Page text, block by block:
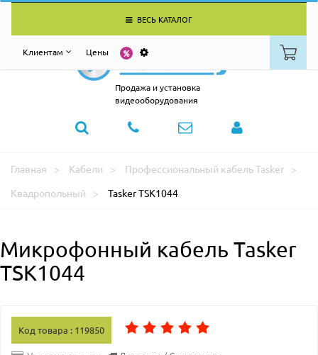
ВЕСЬ КАТАЛОГ
Клиентам Цены
Продажа и установка
видеооборудования
Главная Кабели
Профессиональный кабель Tasker
Квадропольный
Tasker TSK1044
Микрофонный кабель Tasker
TSK1044
Код товара : 119850